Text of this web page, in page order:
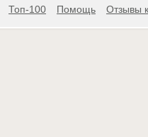
Топ-100 Помощь Отзывы